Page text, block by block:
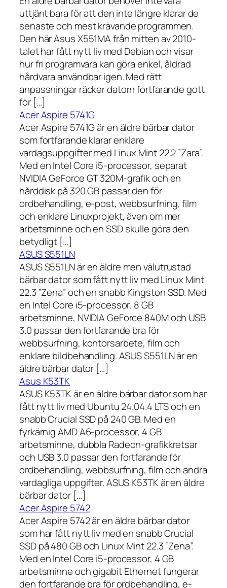
uttjänt bara för att den inte längre klarar de
senaste och mest krävande programmen.
Den här Asus X551MA från mitten av 2010-
talet har fått nytt liv med Debian och visar
hur fri programvara kan göra enkel, åldrad
hårdvara användbar igen. Med rätt
anpassningar räcker datorn fortfarande gott
för […]
Acer Aspire 5741G
Acer Aspire 5741G är en äldre bärbar dator
som fortfarande klarar enklare
vardagsuppgifter med Linux Mint 22.2 ”Zara”.
Med en Intel Core i5-processor, separat
NVIDIA GeForce GT 320M-grafik och en
hårddisk på 320 GB passar den för
ordbehandling, e-post, webbsurfning, film
och enklare Linuxprojekt, även om mer
arbetsminne och en SSD skulle göra den
betydligt […]
ASUS S551LN
ASUS S551LN är en äldre men välutrustad
bärbar dator som fått nytt liv med Linux Mint
22.3 ”Zena” och en snabb Kingston SSD. Med
en Intel Core i5-processor, 8 GB
arbetsminne, NVIDIA GeForce 840M och USB
3.0 passar den fortfarande bra för
webbsurfning, kontorsarbete, film och
enklare bildbehandling. ASUS S551LN är en
äldre bärbar dator […]
Asus K53TK
ASUS K53TK är en äldre bärbar dator som har
fått nytt liv med Ubuntu 24.04.4 LTS och en
snabb Crucial SSD på 240 GB. Med en
fyrkärnig AMD A6-processor, 4 GB
arbetsminne, dubbla Radeon-grafikkretsar
och USB 3.0 passar den fortfarande för
ordbehandling, webbsurfning, film och andra
vardagliga uppgifter. ASUS K53TK är en äldre
bärbar dator […]
Acer Aspire 5742
Acer Aspire 5742 är en äldre bärbar dator
som har fått nytt liv med en snabb Crucial
SSD på 480 GB och Linux Mint 22.3 ”Zena”.
Med en Intel Core i5-processor, 4 GB
arbetsminne och gigabit Ethernet fungerar
den fortfarande bra för ordbehandling, e-